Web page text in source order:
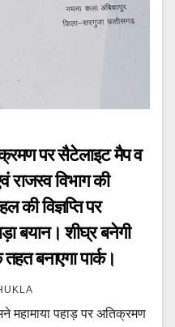
पर सैटेलाइट मैप व
राजस्व विभाग की
की विज्ञप्ति पर
बयान। शीघ्र बनेगी
बनाएगा पार्क।
महामाया पहाड़ पर अतिक्रमण